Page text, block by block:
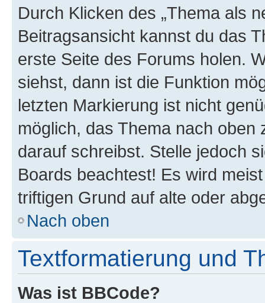
Durch Klicken des „Thema als
Beitragsansicht kannst du das
erste Seite des Forums holen.
siehst, dann ist die Funktion
letzten Markierung ist nicht
möglich, das Thema nach oben
darauf schreibst. Stelle jedoch
Boards beachtest! Es wird
triftigen Grund auf alte oder
Nach oben
Textformatierung und
Was ist BBCode?